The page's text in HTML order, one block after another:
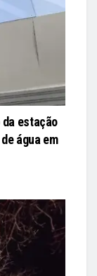
estação
água em